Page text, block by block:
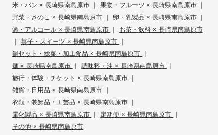
米・パン × 長崎県南島原市 | 果物・フルーツ × 長崎県南島原市 |
野菜・きのこ × 長崎県南島原市 | 卵・乳製品 × 長崎県南島原市 |
酒・アルコール × 長崎県南島原市 | お茶・飲料 × 長崎県南島原市
| 菓子・スイーツ × 長崎県南島原市 |
鍋セット・総菜・加工食品 × 長崎県南島原市 |
麺 × 長崎県南島原市 | 調味料・油 × 長崎県南島原市 |
旅行・体験・チケット × 長崎県南島原市 |
雑貨・日用品 × 長崎県南島原市 |
衣類・装飾品・工芸品 × 長崎県南島原市 |
電化製品 × 長崎県南島原市 | 定期便 × 長崎県南島原市 |
その他 × 長崎県南島原市